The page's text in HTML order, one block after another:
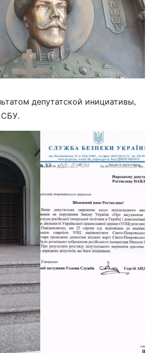
депутатской инициативы,
СБУ.